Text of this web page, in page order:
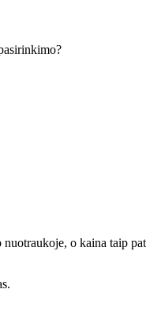
o kaina taip pat